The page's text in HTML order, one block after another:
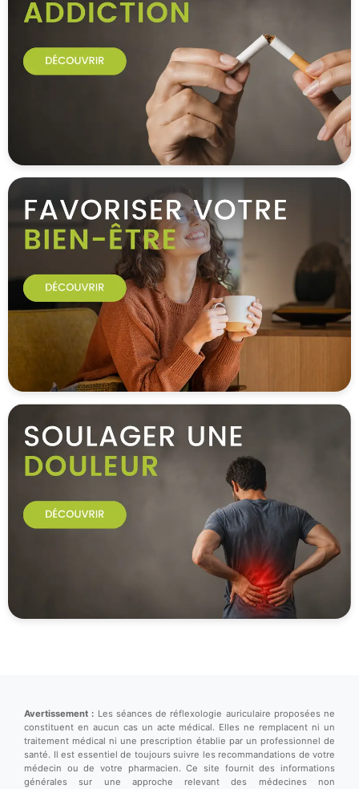
Avertissement : Les séances de réflexologie auriculaire proposées ne
constituent en aucun cas un acte médical. Elles ne remplacent ni un
traitement médical ni une prescription établie par un professionnel de
santé. Il est essentiel de toujours suivre les recommandations de votre
médecin ou de votre pharmacien. Ce site fournit des informations
générales sur une approche relevant des médecines non